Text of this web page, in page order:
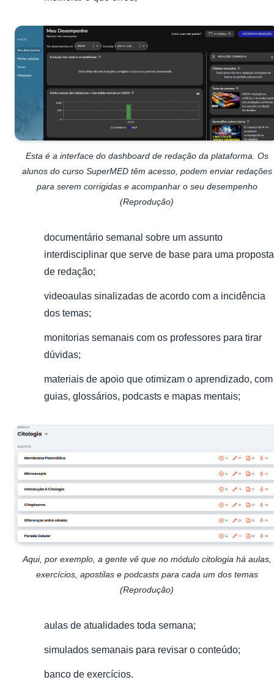
Esta é a interface do dashboard de redação da plataforma. Os
alunos do curso SuperMED têm acesso, podem enviar redações
para serem corrigidas e acompanhar o seu desempenho
(Reprodução)
documentário semanal sobre um assunto
interdisciplinar que serve de base para uma proposta
de redação;
videoaulas sinalizadas de acordo com a incidência
dos temas;
monitorias semanais com os professores para tirar
dúvidas;
materiais de apoio que otimizam o aprendizado, com
guias, glossários, podcasts e mapas mentais;
Aqui, por exemplo, a gente vê que no módulo citologia há aulas,
exercícios, apostilas e podcasts para cada um dos temas
(Reprodução)
aulas de atualidades toda semana;
simulados semanais para revisar o conteúdo;
banco de exercícios.